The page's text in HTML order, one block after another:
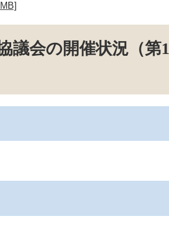
議会の開催状況（第1